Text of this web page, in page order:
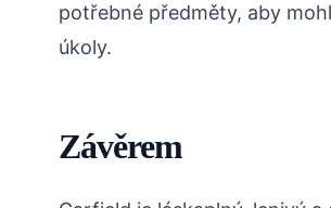
potřebné předměty, aby
úkoly.
Závěrem